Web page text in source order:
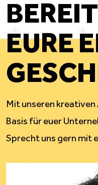
EURE
Mit unseren
Basis für euer
Sprecht uns gern mit